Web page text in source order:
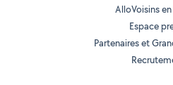
AlloVoisins
Espace
Partenaires et